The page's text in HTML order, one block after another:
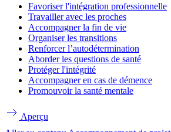
Favoriser l'intégration professionnelle
Travailler avec les proches
Accompagner la fin de vie
Organiser les transitions
Renforcer l’autodétermination
Aborder les questions de santé
Protéger l'intégrité
Accompagner en cas de démence
Promouvoir la santé mentale
Aperçu